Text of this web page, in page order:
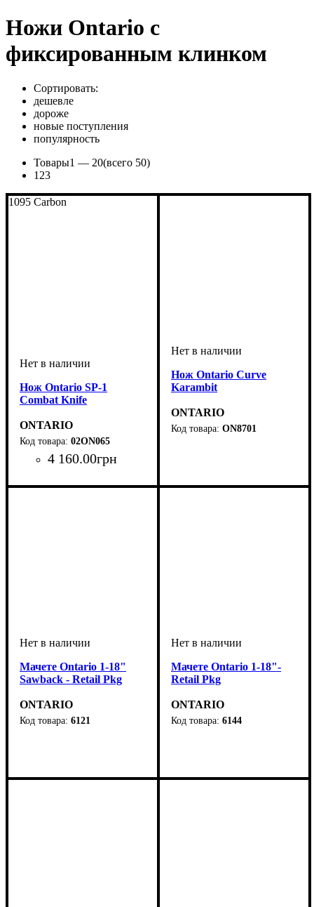
Ножи Ontario c
фиксированным клинком
Сортировать:
дешевле
дороже
новые поступления
популярность
Товары1 — 20(всего 50)
1 23
1095 Carbon
Нож Ontario SP-1
Combat Knife
ONTARIO
02ON065
4 160.00грн
Нож Ontario Curve
Karambit
ONTARIO
ON8701
Мачете Ontario 1-18"
Sawback - Retail Pkg
ONTARIO
6121
Мачете Ontario 1-18"-
Retail Pkg
ONTARIO
6144